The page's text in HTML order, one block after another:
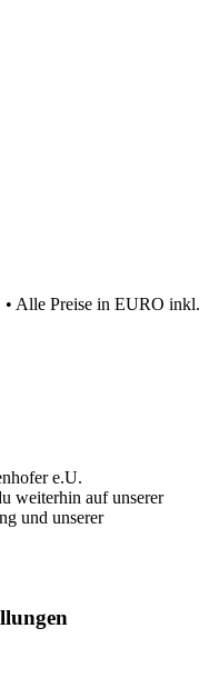
Alle Preise in EURO inkl.
e.U.
weiterhin auf unserer
und unserer